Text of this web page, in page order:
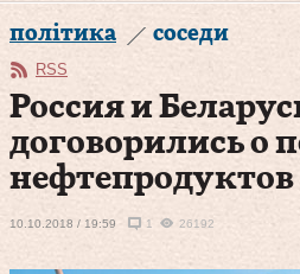
політика соседи
RSS
Россия и
договорились о
нефтепродуктов
10.10.2018 / 19:59 1 26192